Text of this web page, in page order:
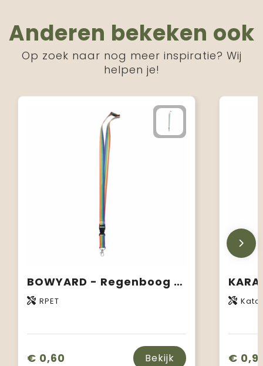
Anderen bekeken ook
Op zoek naar nog meer inspiratie? Wij
helpen je!
BOWYARD - Regenboog RPET sleutelkoord
RPET
€ 0,60 Bekijk €